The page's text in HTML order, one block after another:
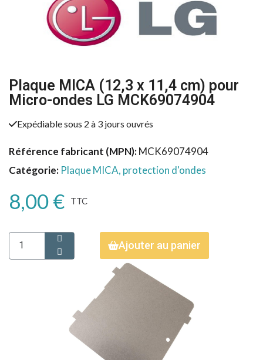
Plaque MICA (12,3 x 11,4 cm) pour
Micro-ondes LG MCK69074904
Expédiable sous 2 à 3 jours ouvrés
Référence fabricant (MPN) MCK69074904
Catégorie Plaque MICA, protection d'ondes
8,00 € TTC
Ajouter au panier